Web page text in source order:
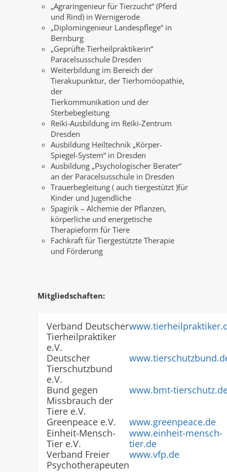
„Agraringenieur für Tierzucht“ (Pferd
und Rind) in Wernigerode
„Diplomingenieur Landespflege“ in
Bernburg
„Geprüfte Tierheilpraktikerin“
Paracelsusschule Dresden
Weiterbildung im Bereich der
Tierakupunktur, der Tierhomöopathie,
der
Tierkommunikation und der
Sterbebegleitung
Reiki-Ausbildung im Reiki-Zentrum
Dresden
Ausbildung Heiltechnik „Körper-
Spiegel-System“ in Dresden
Ausbildung „Psychologischer Berater“
an der Paracelsusschule in Dresden
Trauerbegleitung ( auch tiergestützt )für
Kinder und Jugendliche
Spagirik – Alchemie der Pflanzen,
körperliche und energetische
Therapieform für Tiere
Fachkraft für Tiergestützte Therapie
und Förderung
Mitgliedschaften:
Verband Deutscher
Tierheilpraktiker
e.V.
Deutscher
Tierschutzbund
e.V.
Bund gegen
Missbrauch der
Tiere e.V.
www.bmt-
Greenpeace e.V.
www.greenpeace.de
Einheit-Mensch-
Tier e.V.
www.einheit-mensch-
tier.de
Verband Freier
Psychotherapeuten
www.vfp.de